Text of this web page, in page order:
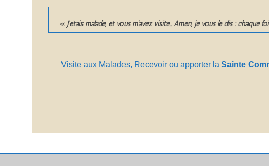
« J’étais malade, et vous m’avez visité… Amen, je vous le dis : chaque
Visite aux Malades, Recevoir ou apporter la Sainte